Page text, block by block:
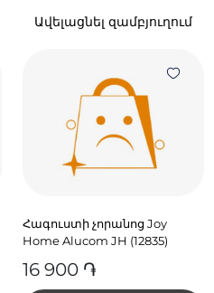
Ավելացնել զամբյուղում
Հագուստի չորանոց Joy
Home Alucom JH (12835)
16 900 ֏